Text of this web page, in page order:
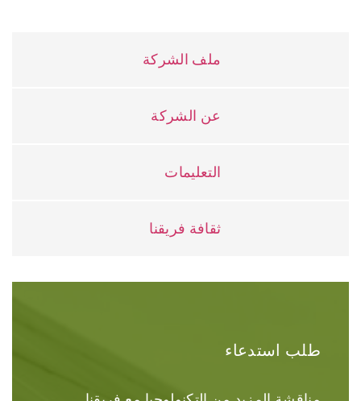
ملف الشركة
عن الشركة
التعليمات
ثقافة فريقنا
طلب استدعاء